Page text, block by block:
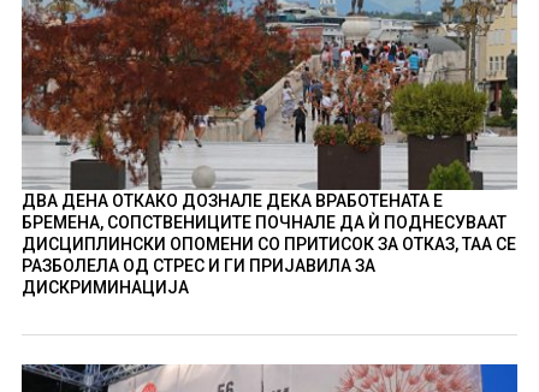
ДВА ДЕНА ОТКАКО ДОЗНАЛЕ ДЕКА ВРАБОТЕНАТА Е
БРЕМЕНА, СОПСТВЕНИЦИТЕ ПОЧНАЛЕ ДА Ѝ ПОДНЕСУВААТ
ДИСЦИПЛИНСКИ ОПОМЕНИ СО ПРИТИСОК ЗА ОТКАЗ, ТАА СЕ
РАЗБОЛЕЛА ОД СТРЕС И ГИ ПРИЈАВИЛА ЗА
ДИСКРИМИНАЦИЈА